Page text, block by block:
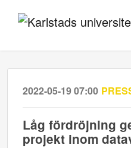
2022-05-19 07:00
Låg fördröjning
projekt inom